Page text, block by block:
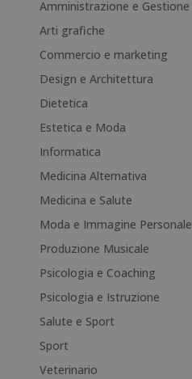
r
n
t
i
:
Amministrazione e Gestione
Arti grafiche
Commercio e marketing
Design e Architettura
Dietetica
Estetica e Moda
Informatica
Medicina Alternativa
Medicina e Salute
Moda e Immagine Personale
Produzione Musicale
Psicologia e Coaching
Psicologia e Istruzione
Salute e Sport
Sport
Veterinario